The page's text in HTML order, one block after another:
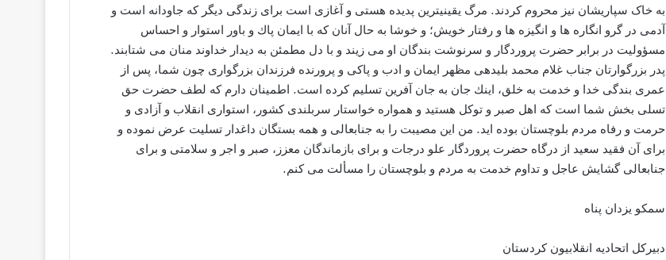
به خاک سپاریشان نیز محروم کردند. مرگ يقينيترين پديده هستی و آغازی است برای زندگی ديگر كه جاودانه است و
آدمی در گرو انگاره ها و انگيزه ها و رفتار خويش؛ و خوشا به حال آنان كه با ايمان پاك و باور استوار و احساس
مسؤوليت در برابر حضرت پروردگار و سرنوشت بندگان او می زيند و با دل مطمئن به ديدار خداوند منان می شتابند.
پدر بزرگوارتان جناب غلام محمد بلیدهی مظهر ايمان و ادب و پاكی و پرورنده فرزندان بزرگواری چون شما، پس از
عمری بندگی خدا و خدمت به خلق، اينك جان به جان آفرين تسليم كرده است. اطمينان دارم كه لطف حضرت حق
تسلی بخش شما است كه اهل صبر و توكل هستيد و همواره خواستار سربلندی كشور، استواری انقلاب و آزادی و
حرمت و رفاه مردم بلوچستان بوده ايد. من اين مصيبت را به جنابعالی و همه بستگان داغدار تسليت عرض نموده و
برای آن فقيد سعيد از درگاه حضرت پروردگار علو درجات و برای بازماندگان معزز، صبر و اجر و سلامتی و برای
جنابعالی گشايش عاجل و تداوم خدمت به مردم و بلوچستان را مسألت می كنم.
سمکو یزدان پناه
دبیرکل اتحادیە انقلابیون کردستان